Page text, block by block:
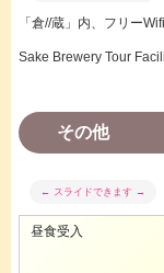
「倉//蔵」内、フリーWifi
Sake Brewery Tour
その他
昼食受入